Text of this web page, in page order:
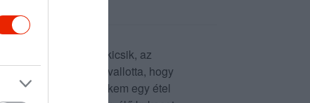
falakkal. Az ételek kicsik, az
az ételt, a másik bevallotta, hogy
nem jövök. Nekem egy étel